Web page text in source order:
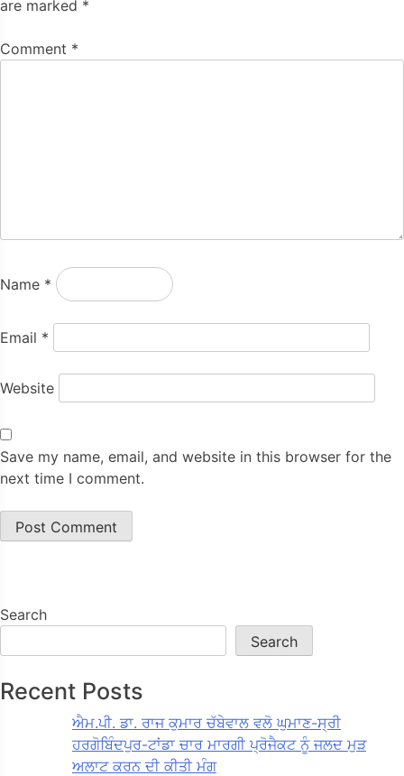
are marked *
Comment *
Name *
Email *
Website
Save my name, email, and website in this browser for the
next time I comment.
Search
Search
Recent Posts
ਐਮ.ਪੀ. ਡਾ. ਰਾਜ ਕੁਮਾਰ ਚੱਬੇਵਾਲ ਵਲੋ ਘੁਮਾਣ-ਸ੍ਰੀ
ਹਰਗੋਬਿੰਦਪੁਰ-ਟਾਂਡਾ ਚਾਰ ਮਾਰਗੀ ਪ੍ਰੋਜੈਕਟ ਨੂੰ ਜਲਦ ਮੁੜ
ਅਲਾਟ ਕਰਨ ਦੀ ਕੀਤੀ ਮੰਗ